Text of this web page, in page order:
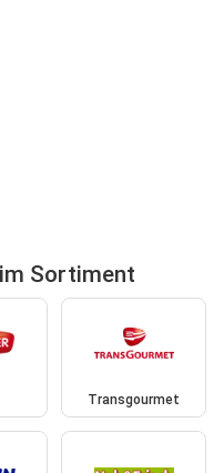
Sortiment
Transgourmet